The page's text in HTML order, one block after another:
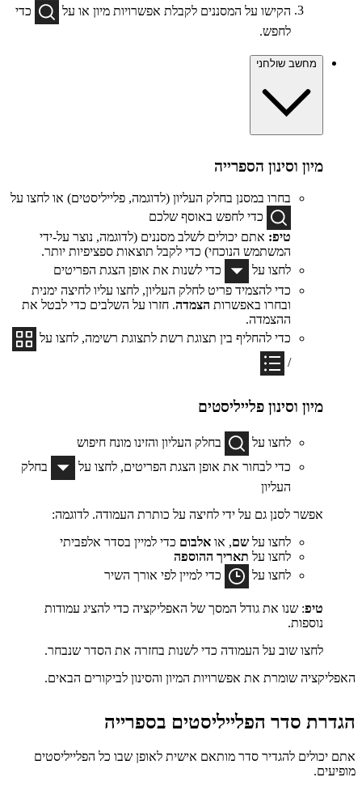
הקישו על המסננים לקבלת אפשרויות מיון או על
כדי
לחפש.
מחשב שולחני
מיון וסינון הספרייה
בחרו במסנן בחלק העליון (לדוגמה, פלייליסטים) או לחצו על
כדי לחפש באוסף שלכם
טיפ: אתם יכולים לשלב מסננים (לדוגמה, נוצר על-ידי
המשתמש הנוכחי) כדי לקבל תוצאות ספציפיות יותר.
לחצו על
כדי לשנות את אופן הצגת הפריטים
כדי להצמיד פריט לחלק העליון, לחצו עליו לחיצה ימנית
ובחרו באפשרות הצמדה. חזרו על השלבים כדי לבטל את
ההצמדה.
כדי להחליף בין תצוגת רשת לתצוגת רשימה, לחצו על
/
מיון וסינון פלייליסטים
לחצו על
בחלק העליון והזינו מונח חיפוש
כדי לבחור את אופן הצגת הפריטים, לחצו על
בחלק
העליון
אפשר לסנן גם על ידי לחיצה על כותרת העמודה. לדוגמה:
לחצו על שם, או אלבום כדי למיין בסדר אלפביתי
לחצו על תאריך ההוספה
לחצו על
כדי למיין לפי אורך השיר
טיפ: שנו את גודל המסך של האפליקציה כדי להציג עמודות
נוספות.
לחצו שוב על העמודה כדי לשנות בחזרה את הסדר שנבחר.
האפליקציה שומרת את אפשרויות המיון והסינון לביקורים הבאים.
הגדרת סדר הפלייליסטים בספרייה
אתם יכולים להגדיר סדר מותאם אישית לאופן שבו כל הפלייליסטים
מופיעים.